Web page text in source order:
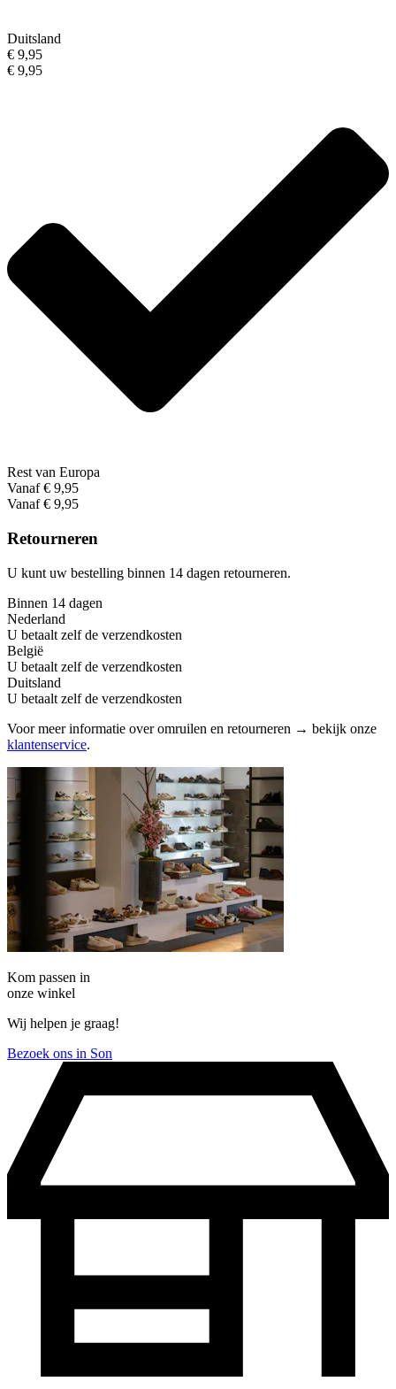
Duitsland
€ 9,95
€ 9,95
Rest van Europa
Vanaf € 9,95
Vanaf € 9,95
Retourneren
U kunt uw bestelling binnen 14 dagen retourneren.
Binnen 14 dagen
Nederland
U betaalt zelf de verzendkosten
België
U betaalt zelf de verzendkosten
Duitsland
U betaalt zelf de verzendkosten
Voor meer informatie over omruilen en retourneren → bekijk onze
klantenservice.
Kom passen in
onze winkel
Wij helpen je graag!
Bezoek ons in Son